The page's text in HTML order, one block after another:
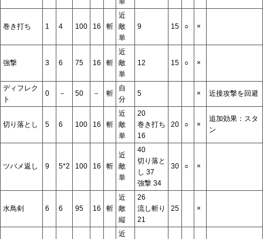
巻き打ち 1 4 100 16 斬
近
敵
単
9 15 ○ ×
強撃 3 6 75 16 斬
近
敵
単
12 15 ○ ×
ディフレク
ト
0 － 50 － 斬
自
分
5 × 近接攻撃を回避
切り落とし 5 6 100 16 斬
近
敵
単
20
巻き打ち
16
20 ○ ×
追加効果：スタ
ン
ツバメ返し 9 5*2 100 16 斬
近
敵
単
40
切り落と
し 37
強撃 34
30 ○ ×
水鳥剣 6 6 95 16 斬
近
敵
縦
26
流し斬り
21
25 ×
近